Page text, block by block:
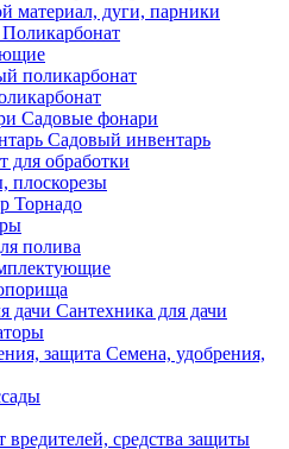
материал, дуги, парники
Поликарбонат
поликарбонат
Садовые фонари
Садовый инвентарь
для обработки
плоскорезы
Торнадо
полива
Сантехника для дачи
Семена, удобрения,
вредителей, средства защиты